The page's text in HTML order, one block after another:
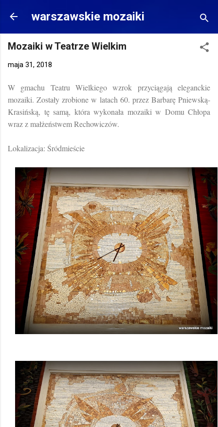
Przejdź do głównej zawartości
warszawskie mozaiki
Mozaiki w Teatrze Wielkim
maja 31, 2018
W gmachu Teatru Wielkiego wzrok przyciągają eleganckie
mozaiki. Zostały zrobione w latach 60. przez Barbarę Pniewską-
Krasińską, tę samą, która wykonała mozaiki w Domu Chłopa
wraz z małżeństwem Rechowiczów.
Lokalizacja: Śródmieście